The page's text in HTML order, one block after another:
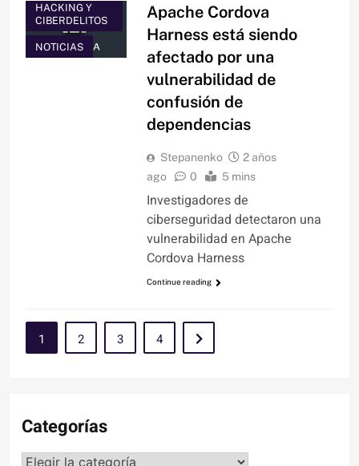
HACKING Y
CIBERDELITOS
NOTICIAS
Apache Cordova
Harness está siendo
afectado por una
vulnerabilidad de
confusión de
dependencias
Stepanenko
2 años
ago
0 5 mins
Investigadores de
ciberseguridad detectaron una
vulnerabilidad en Apache
Cordova Harness
Continue reading
1 2 3 4
Categorías
Categorías